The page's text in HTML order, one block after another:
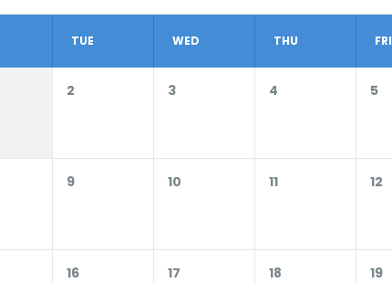
TUE WED THU FRI
2 3 4 5
9 10 11 12
16 17 18 19